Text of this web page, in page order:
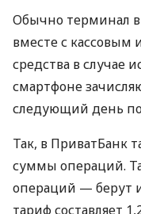
Обычно терминал в
вместе с
средства в случае
смартфоне
следующий день
Так, в ПриватБанк
суммы операций.
операций — берут
тариф составляет